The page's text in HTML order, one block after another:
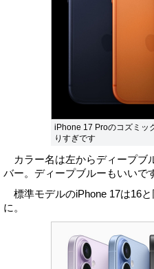
iPhone 17 Proのコズミッ
りすぎです
カラー名は左からディープブ
バー。ディープブルーもいいで
標準モデルのiPhone 17は16
に。